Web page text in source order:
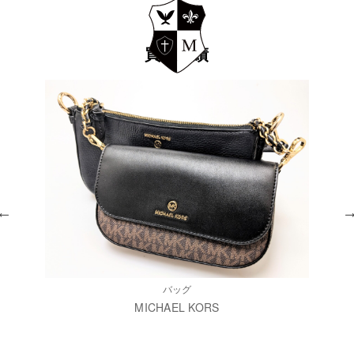
買取実績
バッグ
MICHAEL KORS